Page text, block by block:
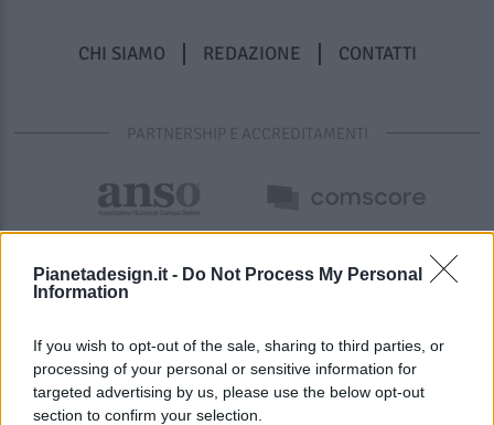
Pianetadesign.it - Do Not Process My Personal
Information
If you wish to opt-out of the sale, sharing to third parties, or
processing of your personal or sensitive information for
targeted advertising by us, please use the below opt-out
section to confirm your selection.
CHI SIAMO REDAZIONE CONTATTI
PARTNERSHIP E ACCREDITAMENTI
© 2026 - Pianeta Design - P.IVA 04827280654 - Testata